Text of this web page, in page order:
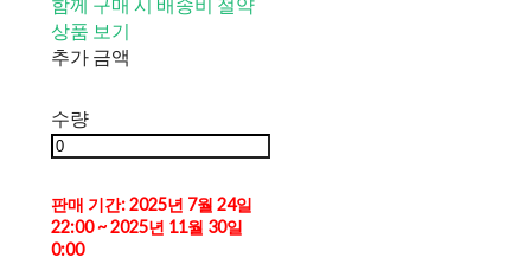
함께 구매 시 배송비 절약
상품 보기
추가 금액
수량
판매 기간: 2025년 7월 24일
22:00 ~ 2025년 11월 30일
0:00